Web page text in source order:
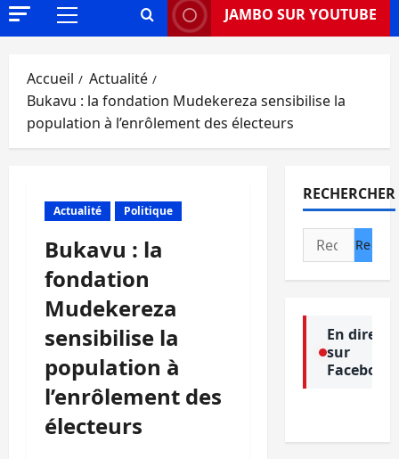
Menu
JAMBO SUR YOUTUBE
Accueil
Actualité
Bukavu : la fondation Mudekereza sensibilise la
population à l’enrôlement des électeurs
Actualité Politique
Bukavu : la
fondation
Mudekereza
sensibilise la
population à
l’enrôlement des
électeurs
RECHERCHER
Rechercher :
En direct
sur
Facebook